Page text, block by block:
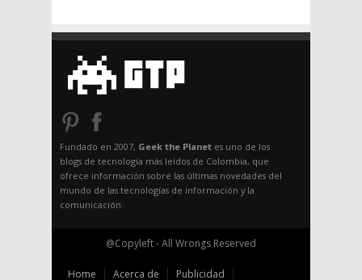
Fundado en 2007, Geek the Planet es uno de los
blogs de tecnología más leídos de Colombia, que
ofrece información sobre las últimas novedades del
mundo de las tecnologías de información y la
comunicación.
@Copyleft - All Wrongs Reserved
Home Acerca de Publicidad